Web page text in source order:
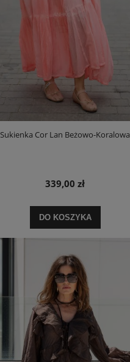
Sukienka Cor Lan Beżowo-Koralowa
339,00 zł
DO KOSZYKA